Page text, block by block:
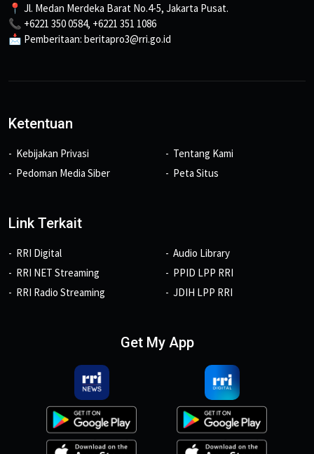
📍 Jl. Medan Merdeka Barat No.4-5, Jakarta Pusat.
📞 +6221 350 0584, +6221 351 1086
📩 Pemberitaan: beritapro3@rri.go.id
Ketentuan
Kebijakan Privasi
Pedoman Media Siber
Tentang Kami
Peta Situs
Link Terkait
RRI Digital
RRI NET Streaming
RRI Radio Streaming
Audio Library
PPID LPP RRI
JDIH LPP RRI
Get My App